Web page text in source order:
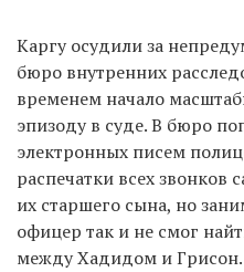
Каргу осудили за
бюро внутренних
временем начало
эпизоду в суде. В бюро
электронных писем
распечатки всех
их старшего сына, но
офицер так и не смог
между Хадидом и Грисон.